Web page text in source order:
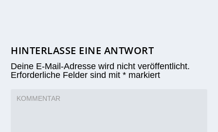
HINTERLASSE EINE ANTWORT
Deine E-Mail-Adresse wird nicht veröffentlicht.
Erforderliche Felder sind mit* markiert